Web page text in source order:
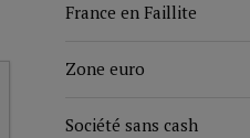
France en Faillite
Zone euro
Société sans cash